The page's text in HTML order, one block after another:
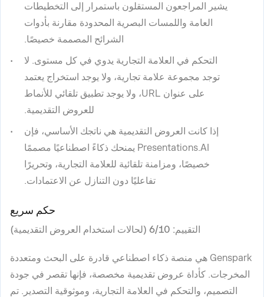
يشير المراجعون المستقلون باستمرار إلى التخطيطات
العامة واللمسات البصرية المحدودة مقارنة بأدوات
الشرائح المصممة خصيصًا.
التحكم في العلامة التجارية يدوي في كل مستوى. لا
توجد مجموعة علامة تجارية، ولا يوجد استخراج يعتمد
على عنوان URL، ولا يوجد تطبيق تلقائي للأنماط
للعروض التقديمية.
إذا كانت العروض التقديمية هي ناتجك الأساسي، فإن
Presentations.AI يمنحك ذكاءً اصطناعيًا مصممًا
خصيصًا، ومزامنة تلقائية للعلامة التجارية، وتحريرًا
تفاعليًا دون التنازل عن الاعتمادات.
حكم سريع
التقييم: 6/10 (لحالات استخدام العروض التقديمية)
Genspark هي منصة ذكاء اصطناعي قادرة على البحث ومتعددة
المخرجات. كأداة عروض تقديمية مخصصة، فإنها تقصر في جودة
التصميم، والتحكم في العلامة التجارية، وموثوقية التصدير. تم